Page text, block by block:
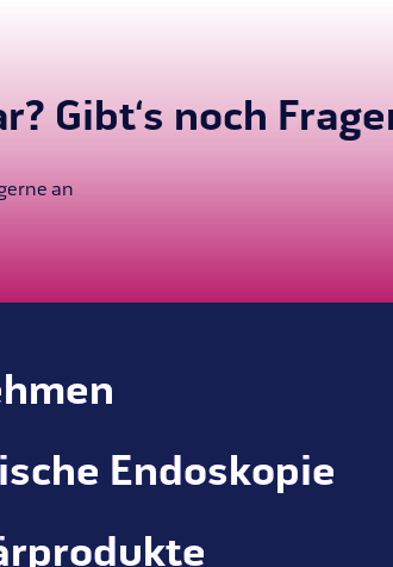
Gibt‘s noch
an
Endoskopie